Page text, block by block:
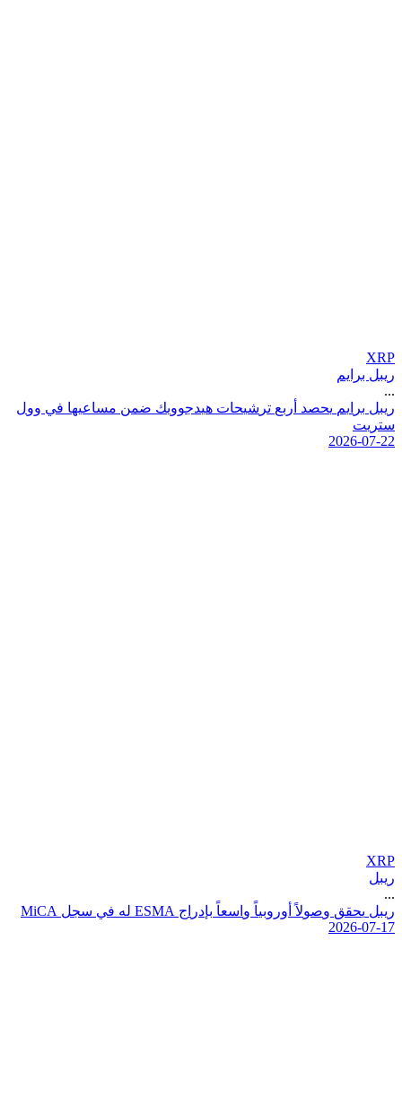
XRP
ريبل برايم
...
ر يبل بر يم يحصد ر بع تر شيحات هيدجوويك ضمن مساعيها في وول
ستر يت
2026-07-22
XRP
ريبل
...
ر يبل يحقق وصول ور وبيا و سعا بإدر ج ESMA له في سجل MiCA
2026-07-17